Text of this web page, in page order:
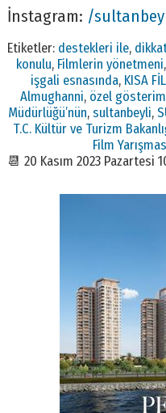
İnstagram: /
Etiketler: destekleri ile,
konulu, Filmlerin yönetmeni,
işgali esnasında, KISA
Almughanni, özel
Müdürlüğü’nün,sultanbeyli,
T.C. Kültür ve Turizm
Film
📆 20 Kasım 2023